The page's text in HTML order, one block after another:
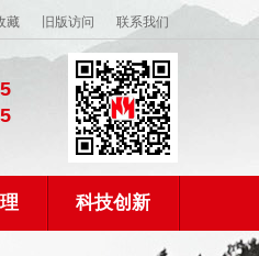
藏 旧版访问 联系我们
科技创新